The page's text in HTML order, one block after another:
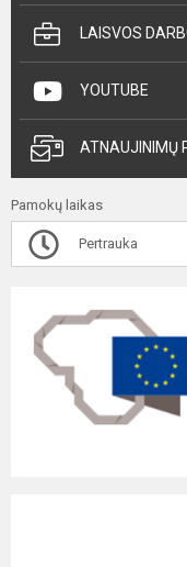
LAISVOS
YOUTUBE
ATNAUJINIMŲ
Pamokų laikas
Pertrauka